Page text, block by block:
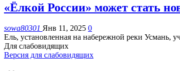
«Ёлкой России» может стать
sowa80301 Янв 11, 2025 0
Ель, установленная на набережной реки Усмань,
Для слабовидящих
Версия для слабовидящих